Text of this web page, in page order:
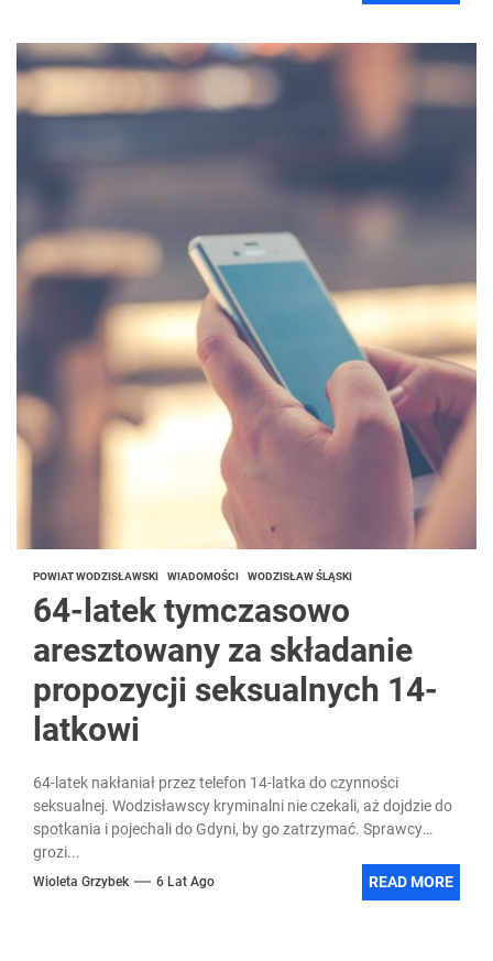
POWIAT WODZISŁAWSKI WIADOMOŚCI WODZISŁAW ŚLĄSKI
64-latek tymczasowo
aresztowany za składanie
propozycji seksualnych 14-
latkowi
64-latek nakłaniał przez telefon 14-latka do czynności
seksualnej. Wodzisławscy kryminalni nie czekali, aż dojdzie do
spotkania i pojechali do Gdyni, by go zatrzymać. Sprawcy
grozi...
Wioleta Grzybek 6 Lat Ago READ MORE